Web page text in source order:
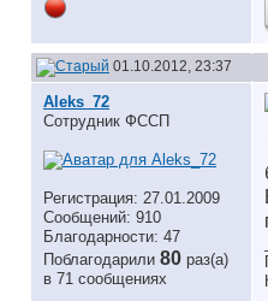
01.10.2012, 23:37
Aleks_72
Сотрудник ФССП
Регистрация: 27.01.2009
Сообщений: 910
Благодарности: 47
Поблагодарили 80 раз(а)
в 71 сообщениях